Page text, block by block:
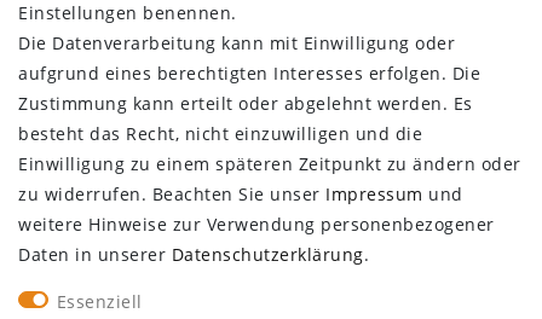
KUNDENSERVICE
Infocenter
Newsletter
Kontakt
Großkundenzugang
Vertrag widerrufen
ÜBER UNS
Einstellungen benennen.
Die Datenverarbeitung kann mit Einwilligung oder
aufgrund eines berechtigten Interesses erfolgen. Die
Zustimmung kann erteilt oder abgelehnt werden. Es
besteht das Recht, nicht einzuwilligen und die
Einwilligung zu einem späteren Zeitpunkt zu ändern oder
zu widerrufen. Beachten Sie unser Impressum und
weitere Hinweise zur Verwendung personenbezogener
Daten in unserer Daten­schutz­erklärung.
Essenziell